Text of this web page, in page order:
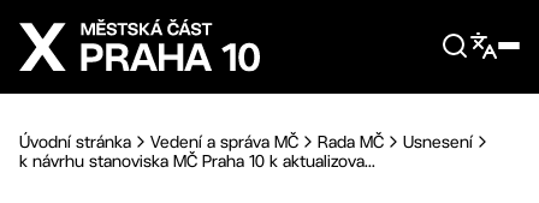
Přejít na hlavní obsah
Úvodní stránka Vedení a správa MČ Rada MČ
Usnesení
k návrhu stanoviska MČ Praha 10 k aktualizova...